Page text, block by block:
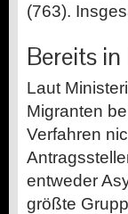
(763).
Bereits
Laut
Migranten
Verfahren
entweder
größte